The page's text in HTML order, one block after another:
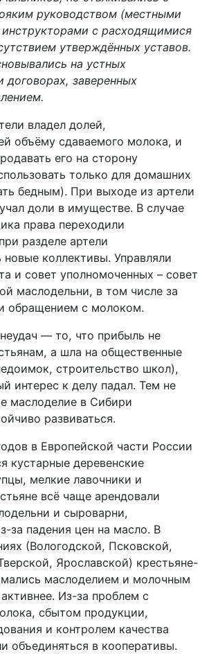
руководством (местными
с расходящимися
утверждённых уставов.
на устных
договорах, заверенных
владел долей,
объёму сдаваемого молока, и
его на сторону
только для домашних
бедным). При выходе из артели
доли в имуществе. В случае
права переходили
разделе артели
новые коллективы. Управляли
и совет уполномоченных – совет
маслодельни, в том числе за
обращением с молоком.
— то, что прибыль не
а шла на общественные
строительство школ),
интерес к делу падал. Тем не
маслоделие в Сибири
развиваться.
в Европейской части России
кустарные деревенские
мелкие лавочники и
всё чаще арендовали
и сыроварни,
за падения цен на масло. В
(Вологодской, Псковской,
Ярославской) крестьяне-
маслоделием и молочным
Из-за проблем с
сбытом продукции,
и контролем качества
объединяться в кооперативы.